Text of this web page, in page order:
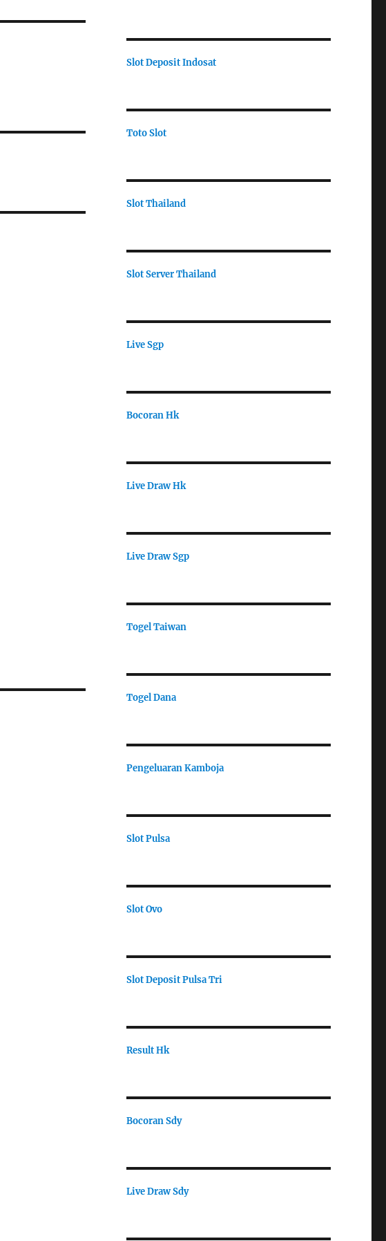
Slot Deposit Indosat
Toto Slot
Slot Thailand
Slot Server Thailand
Live Sgp
Bocoran Hk
Live Draw Hk
Live Draw Sgp
Togel Taiwan
Togel Dana
Pengeluaran Kamboja
Slot Pulsa
Slot Ovo
Slot Deposit Pulsa Tri
Result Hk
Bocoran Sdy
Live Draw Sdy